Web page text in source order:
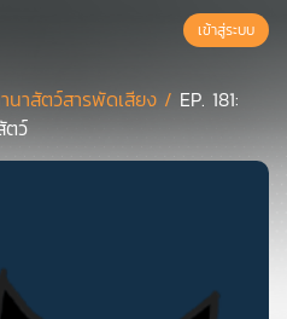
เข้าสู่ระบบ
นาสัตว์สารพัดเสียง / EP. 181:
ตว์